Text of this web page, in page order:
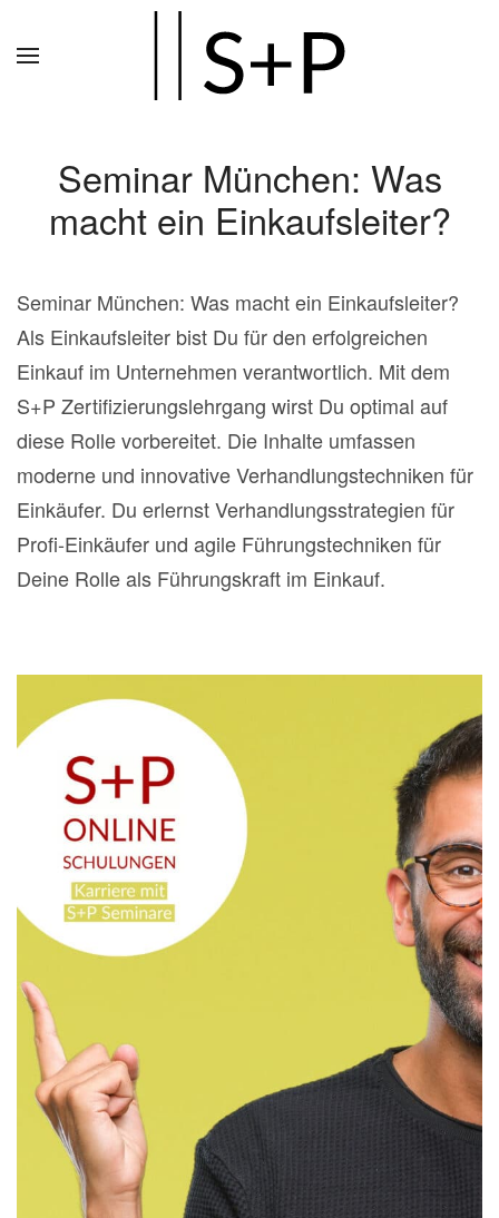
Seminar München: Was
macht ein Einkaufsleiter?
Seminar München: Was macht ein Einkaufsleiter?
Als Einkaufsleiter bist Du für den erfolgreichen
Einkauf im Unternehmen verantwortlich. Mit dem
S+P Zertifizierungslehrgang wirst Du optimal auf
diese Rolle vorbereitet. Die Inhalte umfassen
moderne und innovative Verhandlungstechniken für
Einkäufer. Du erlernst Verhandlungsstrategien für
Profi-Einkäufer und agile Führungstechniken für
Deine Rolle als Führungskraft im Einkauf.